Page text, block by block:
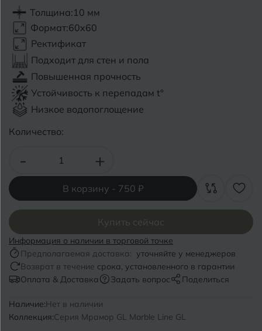
Толщина:10 мм
Формат:60x60
Ректификат
Подходит для стен и пола
Повышенная прочность
Устойчивость к перепадам t°
Низкое водопоглощение
Количество:
- +
В корзину - 750 ₽
Купить сейчас
Информация о наличии в торговой точке
Предполагаемая доставка: уточняйте у менеджеров
Возврат в течение срока, установленного в гарантии
Оплата & Доставка
Задать вопрос Поделиться
Наличие:Нет в наличии
Коллекция:Серия Мрамор GL Marble Line GL
Бугульма
Бугуруслан
В Великий Новгород
Владимир
Г Геленджик
Грозный
Д Дмитровград
Смоленск
Сосновый Бор
Сочи
Ставрополь
Сыктывкар
Таганрог